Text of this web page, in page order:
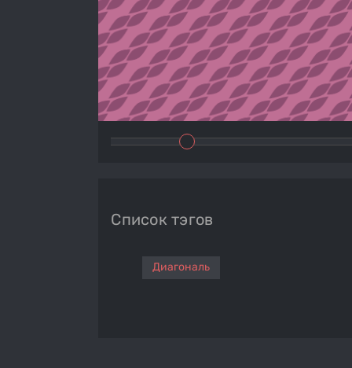
Список тэгов
Диагональ